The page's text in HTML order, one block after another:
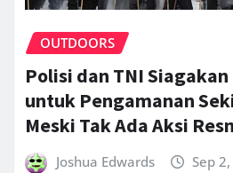
OUTDOORS
Polisi dan TNI
untuk Pengamanan
Meski Tak Ada Aksi
Joshua Edwards Sep